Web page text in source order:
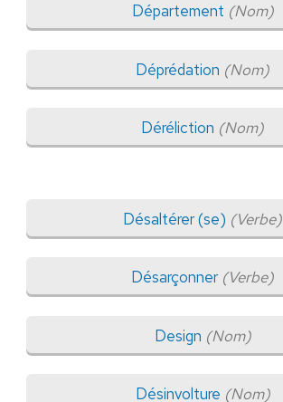
Département (Nom)
Déprédation (Nom)
Déréliction (Nom)
Désaltérer (se) (Verbe)
Désarçonner (Verbe)
Design (Nom)
Désinvolture (Nom)